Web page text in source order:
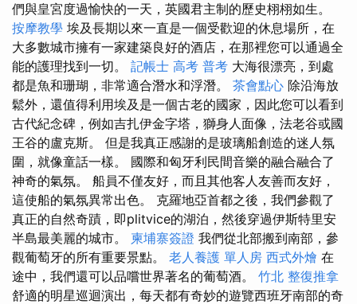
們與皇宮度過愉快的一天，英國君主制的歷史栩栩如生。
按摩教學 埃及長期以來一直是一個受歡迎的休息場所，在
大多數城市擁有一家建築良好的酒店，在那裡您可以通過全
能的護理找到一切。 記帳士 高考 普考 大海很漂亮，到處
都是魚和珊瑚，非常適合潛水和浮潛。 茶會點心 除沿海放
鬆外，還值得利用埃及是一個古老的國家，因此您可以看到
古代紀念碑，例如吉扎伊金字塔，獅身人面像，法老谷或國
王谷的盧克斯。 但是我真正感謝的是玻璃船創造的迷人氛
圍，就像童話一樣。 國際和匈牙利民間音樂的融合融合了
神奇的氣氛。 船員不僅友好，而且其他客人友善而友好，
這使船的氣氛異常出色。 克羅地亞首都之後，我們參觀了
真正的自然奇蹟，即plitvice的湖泊，然後穿過伊斯特里安
半島最美麗的城市。 柬埔寨簽證 我們從北部搬到南部，參
觀葡萄牙的所有重要景點。 老人養護 單人房 西式外燴 在
途中，我們還可以品嚐世界著名的葡萄酒。 竹北 整復推拿
舒適的明星巡迴演出，每天都有奇妙的遊覽西班牙南部的奇